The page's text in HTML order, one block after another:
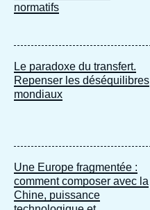
normatifs
Le paradoxe du transfert.
Repenser les déséquilibres
mondiaux
Une Europe fragmentée :
comment composer avec la
Chine, puissance